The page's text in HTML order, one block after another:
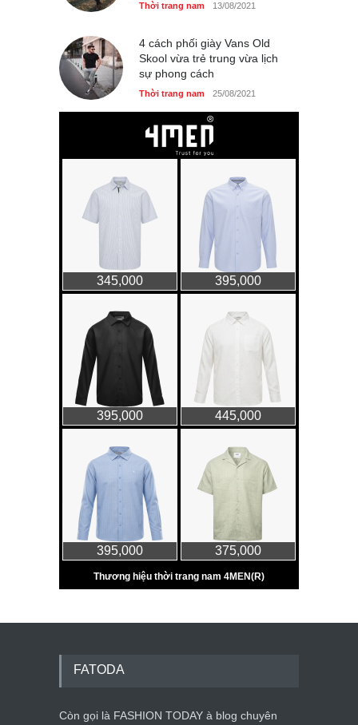
Thời trang nam 13/08/2021
4 cách phối giày Vans Old
Skool vừa trẻ trung vừa lịch
sự phong cách
Thời trang nam 25/08/2021
FATODA
Còn gọi là FASHION TODAY à blog chuyên